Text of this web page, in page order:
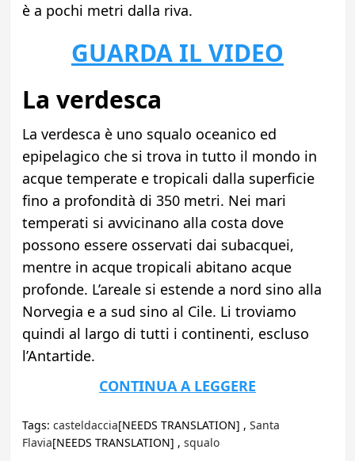
è a pochi metri dalla riva.
GUARDA IL VIDEO
La verdesca
La verdesca è uno squalo oceanico ed
epipelagico che si trova in tutto il mondo in
acque temperate e tropicali dalla superficie
fino a profondità di 350 metri. Nei mari
temperati si avvicinano alla costa dove
possono essere osservati dai subacquei,
mentre in acque tropicali abitano acque
profonde. L’areale si estende a nord sino alla
Norvegia e a sud sino al Cile. Li troviamo
quindi al largo di tutti i continenti, escluso
l’Antartide.
CONTINUA A LEGGERE
Tags: casteldaccia[NEEDS TRANSLATION] , Santa
Flavia[NEEDS TRANSLATION] , squalo